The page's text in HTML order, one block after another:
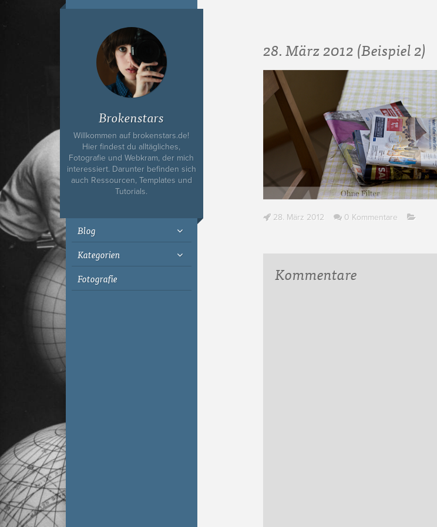
Ich bin Fyn,
23, und
wohne in
Köln
Brokenstars
Willkommen auf brokenstars.de!
Hier findest du alltägliches,
Fotografie und Webkram, der mich
interessiert. Darunter befinden sich
auch Ressourcen, Templates und
Tutorials.
Blog
Kategorien
Fotografie
28. März 2012 (Beispiel 2)
28. März 2012 0 Kommentare
Kommentare